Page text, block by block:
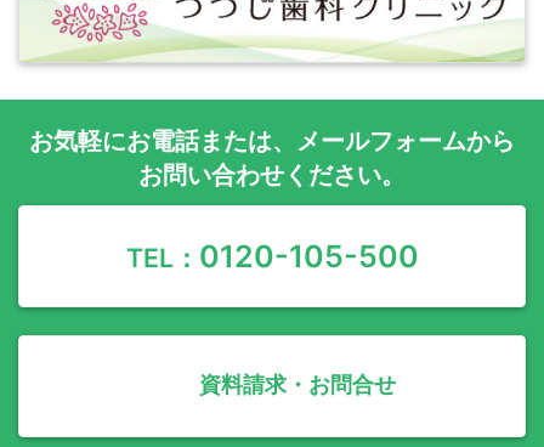
お気軽にお電話または、 メールフォームから
お問い合わせください。
TEL： 0120-105-500
資料請求・お問合せ